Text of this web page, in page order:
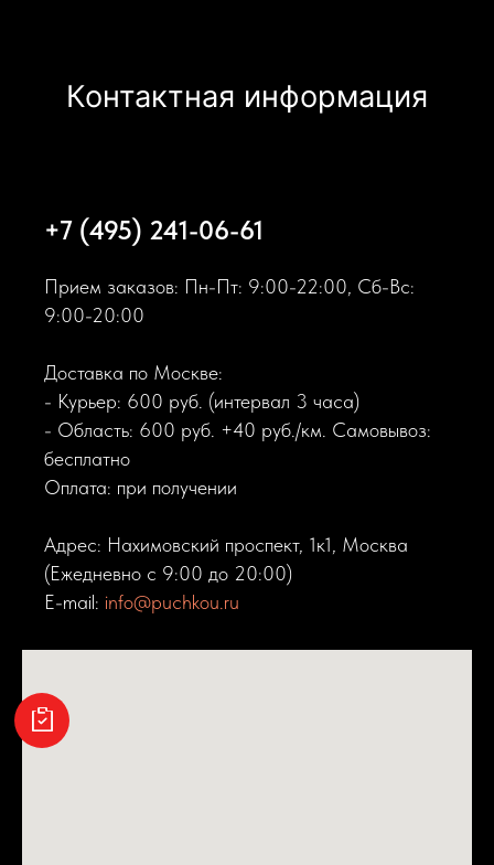
Контактная информация
+7 (495) 241-06-61
Прием заказов: Пн-Пт: 9:00-22:00, Сб-Вс:
9:00-20:00
Доставка по Москве:
- Курьер: 600 руб. (интервал 3 часа)
- Область: 600 руб. +40 руб./км. Самовывоз:
бесплатно
Оплата: при получении
Адрес: Нахимовский проспект, 1к1, Москва
(Ежедневно с 9:00 до 20:00)
E-mail: info@puchkou.ru